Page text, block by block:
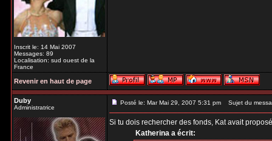
Inscrit le: 14 Mai 2007
Messages: 89
Localisation: sud ouest de la
France
Revenir en haut de page
Duby
Administratrice
Posté le: Mar Mai 29, 2007 5:31 pm Sujet du
Si tu dois rechercher des fonds, Kat avait
Katherina a écrit: